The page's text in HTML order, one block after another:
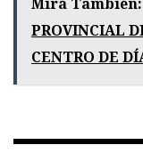
PROVINCIAL
CENTRO DE